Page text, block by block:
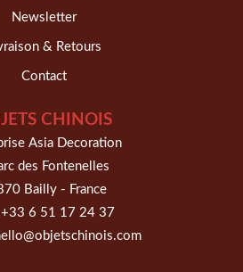
Newsletter
& Retours
Contact
CHINOIS
Asia Decoration
des Fontenelles
Bailly - France
+33 6 51 17 24 37